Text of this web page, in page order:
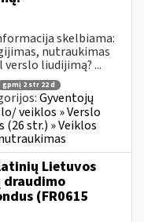
skelbiama:
nutraukimas
liudijimą? ...
gpmį 2 str 22 d
Gyventojų
veiklos » Verslo
str.) » Veiklos
Lietuvos
draudimo
(FR0615